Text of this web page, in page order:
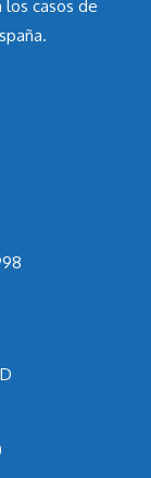
mano del
casos de